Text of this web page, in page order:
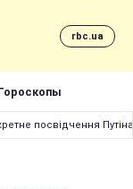
rbc.ua
посвідчення Путіна